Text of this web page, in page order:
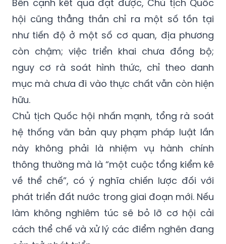
như tiến độ ở một số cơ quan, địa phương
còn chậm; việc triển khai chưa đồng bộ;
nguy cơ rà soát hình thức, chỉ theo danh
mục mà chưa đi vào thực chất vẫn còn hiện
hữu.
Chủ tịch Quốc hội nhấn mạnh, tổng rà soát
hệ thống văn bản quy phạm pháp luật lần
này không phải là nhiệm vụ hành chính
thông thường mà là “một cuộc tổng kiểm kê
về thể chế”, có ý nghĩa chiến lược đối với
phát triển đất nước trong giai đoạn mới. Nếu
làm không nghiêm túc sẽ bỏ lỡ cơ hội cải
cách thể chế và xử lý các điểm nghẽn đang
cản trở phát triển.
Về quan điểm chỉ đạo xuyên suốt, Chủ tịch